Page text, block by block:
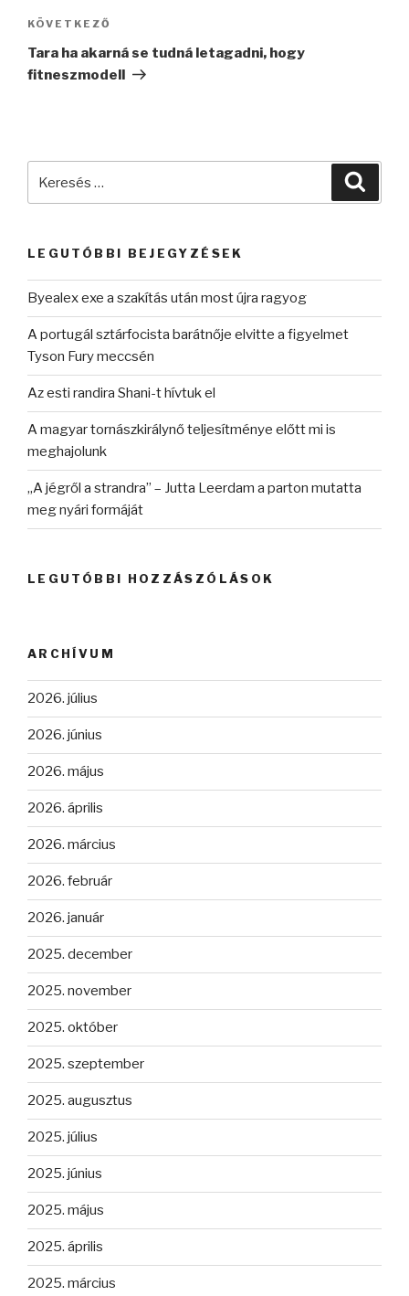
Következő
bejegyzés
KÖVETKEZŐ
Tara ha akarná se tudná letagadni, hogy
fitneszmodell
LEGUTÓBBI BEJEGYZÉSEK
Byealex exe a szakítás után most újra ragyog
A portugál sztárfocista barátnője elvitte a figyelmet
Tyson Fury meccsén
Az esti randira Shani-t hívtuk el
A magyar tornászkirálynő teljesítménye előtt mi is
meghajolunk
„A jégről a strandra” – Jutta Leerdam a parton mutatta
meg nyári formáját
LEGUTÓBBI HOZZÁSZÓLÁSOK
ARCHÍVUM
2026. július
2026. június
2026. május
2026. április
2026. március
2026. február
2026. január
2025. december
2025. november
2025. október
2025. szeptember
2025. augusztus
2025. július
2025. június
2025. május
2025. április
2025. március